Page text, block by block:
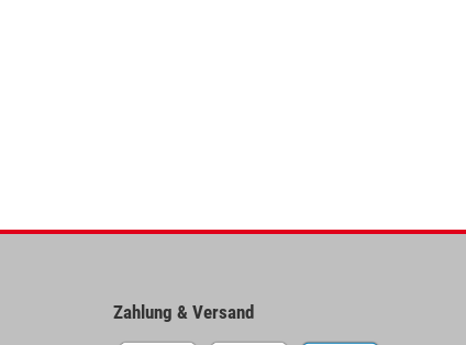
Zahlung & Versand